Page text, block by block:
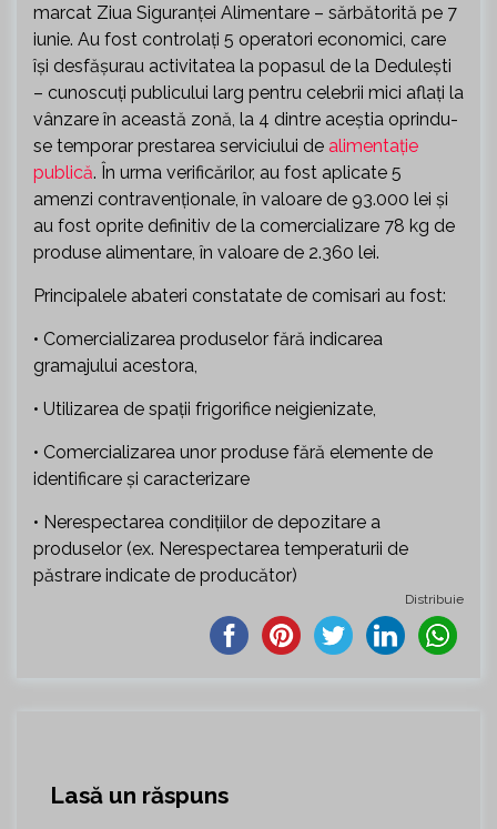
marcat Ziua Siguranței Alimentare – sărbătorită pe 7
iunie. Au fost controlați 5 operatori economici, care
își desfășurau activitatea la popasul de la Dedulești
– cunoscuți publicului larg pentru celebrii mici aflați la
vânzare în această zonă, la 4 dintre aceștia oprindu-
se temporar prestarea serviciului de alimentație
publică. În urma verificărilor, au fost aplicate 5
amenzi contravenționale, în valoare de 93.000 lei și
au fost oprite definitiv de la comercializare 78 kg de
produse alimentare, în valoare de 2.360 lei.
Principalele abateri constatate de comisari au fost:
• Comercializarea produselor fără indicarea
gramajului acestora,
• Utilizarea de spații frigorifice neigienizate,
• Comercializarea unor produse fără elemente de
identificare și caracterizare
• Nerespectarea condițiilor de depozitare a
produselor (ex. Nerespectarea temperaturii de
păstrare indicate de producător)
Distribuie
Lasă un răspuns